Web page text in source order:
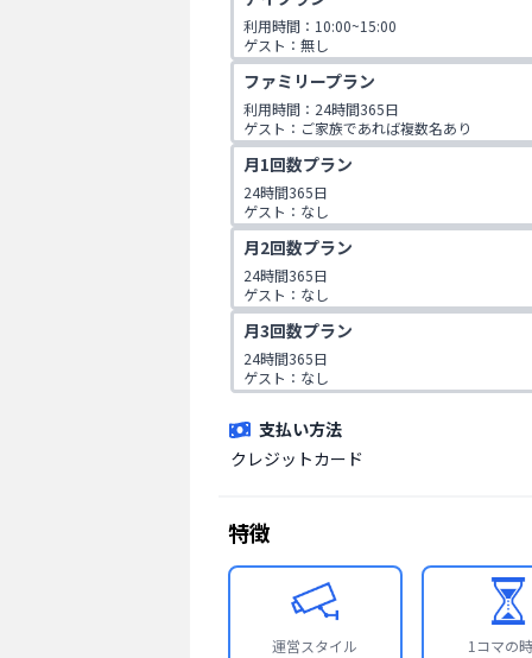
利用時間：10:00~15:00
ゲスト：無し
ファミリープラン
利用時間：24時間365日
ゲスト：ご家族であれば複数名あり
※ご入会時にご家族名の登録をお願いして
です。
月1回数プラン
24時間365日
ゲスト：なし
月2回数プラン
24時間365日
ゲスト：なし
月3回数プラン
24時間365日
ゲスト：なし
支払い方法
クレジットカード
特徴
運営スタイル 1コマの